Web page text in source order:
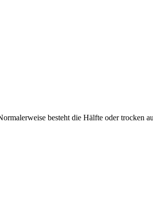
besteht die Hälfte oder